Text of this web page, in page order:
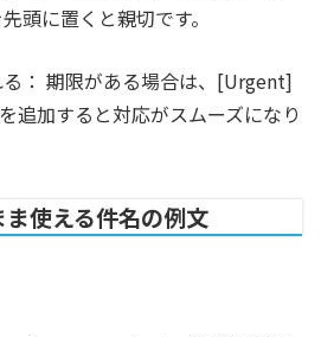
頭に置くと親切です。
： 期限がある場合は、[Urgent]
追加すると対応がスムーズになり
ま使える件名の例文